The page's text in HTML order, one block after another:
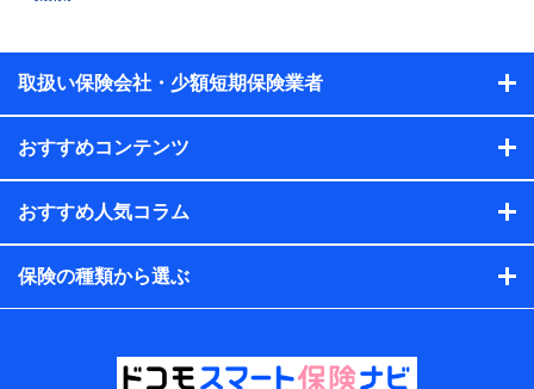
おけるユーザ登録受付および管理のため
当社又は株式会社NTTドコモと取引のあるもしくは委託を受
けている保険会社・提携会社の保険その他に関する情報を提
供するため、また維持管理等の委託業務遂行のため、またそ
れらに付帯、関連する当社、株式会社NTTドコモおよび提携
会社のサービスを案内、提供するため
（各サービスで取得したサービス利用履歴、ウェブサイトの
閲覧履歴、購買履歴、ご契約内容等のパーソナルデータを分
す。）
上記に係る案内・手続き・管理等付帯業務を行うため
取扱い保険会社・少額短期保険業者
おすすめコンテンツ
おすすめ人気コラム
保険の種類から選ぶ